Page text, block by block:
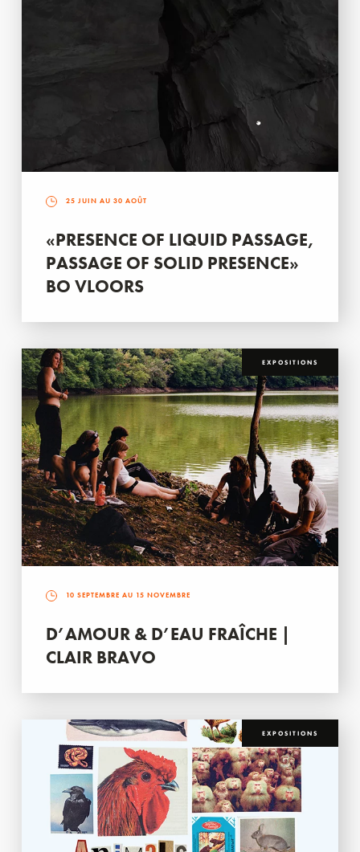
25 JUIN AU 30 AOÛT
«PRESENCE OF LIQUID PASSAGE,
PASSAGE OF SOLID PRESENCE»
BO VLOORS
EXPOSITIONS
10 SEPTEMBRE AU 15 NOVEMBRE
D’AMOUR & D’EAU FRAÎCHE |
CLAIR BRAVO
EXPOSITIONS